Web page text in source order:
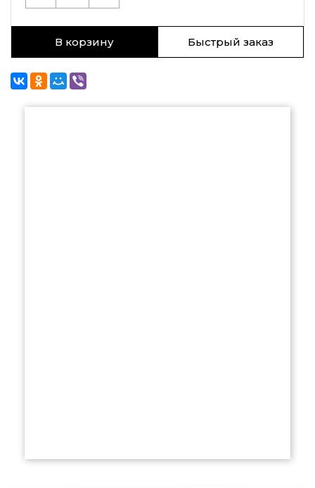
В корзину Быстрый заказ